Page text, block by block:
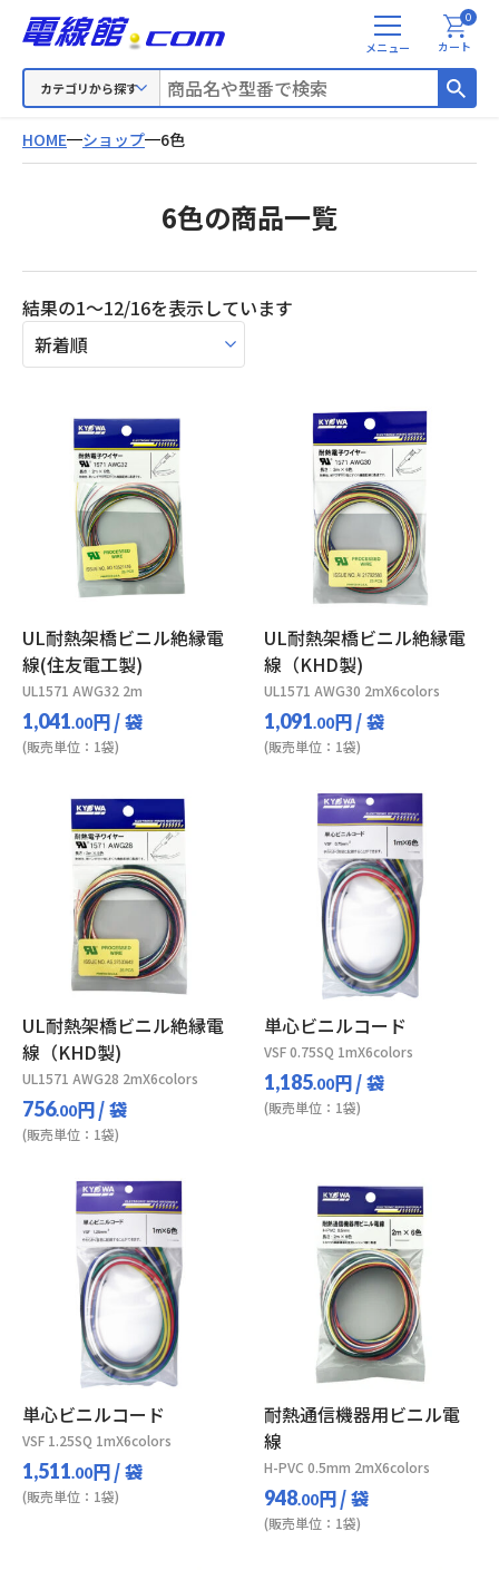
カテゴリから探す
メ
ニ
カート
0
HOME ショップ 6色
6色の商品一覧
結果の1～12/16を表示しています
UL耐熱架橋ビニル絶縁電
線(住友電工製)
UL1571 AWG32 2m
1,041.00円/ 袋
(販売単位：1袋)
UL耐熱架橋ビニル絶縁電
線（KHD製)
UL1571 AWG30 2mX6colors
1,091.00円/ 袋
(販売単位：1袋)
UL耐熱架橋ビニル絶縁電
線（KHD製)
UL1571 AWG28 2mX6colors
756.00円/ 袋
(販売単位：1袋)
単心ビニルコード
VSF 0.75SQ 1mX6colors
1,185.00円/ 袋
(販売単位：1袋)
単心ビニルコード
VSF 1.25SQ 1mX6colors
1,511.00円/ 袋
(販売単位：1袋)
耐熱通信機器用ビニル電
線
H-PVC 0.5mm 2mX6colors
948.00円/ 袋
(販売単位：1袋)